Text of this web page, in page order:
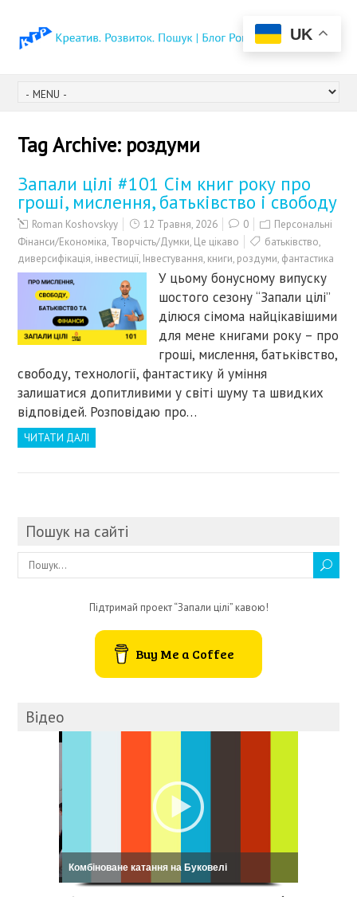
Tag Archive: роздуми
Запали цілі #101 Сім книг року про
гроші, мислення, батьківство і свободу
Roman Koshovskyy 12 Травня, 2026 0
Персональні
Фінанси/Економіка, Творчість/Думки, Це цікаво батьківство,
диверсифікація, інвестиції, Інвестування, книги, роздуми, фантастика
У цьому бонусному випуску
шостого сезону “Запали цілі”
ділюся сімома найцікавішими
для мене книгами року – про
гроші, мислення, батьківство,
свободу, технології, фантастику й уміння
залишатися допитливими у світі шуму та швидких
відповідей. Розповідаю про…
ЧИТАТИ ДАЛІ
Пошук на сайті
Підтримай проект “Запали цілі” кавою!
Buy Me a Coffee
Відео
Комбіноване катання на Буковелі
UK